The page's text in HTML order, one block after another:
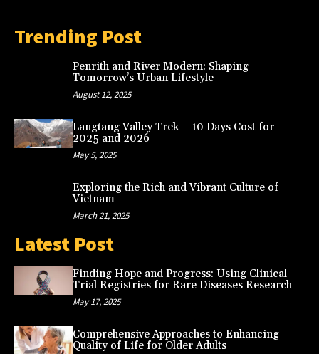
Trending Post
Penrith and River Modern: Shaping
Tomorrow’s Urban Lifestyle
August 12, 2025
Langtang Valley Trek – 10 Days Cost for
2025 and 2026
May 5, 2025
Exploring the Rich and Vibrant Culture of
Vietnam
March 21, 2025
Latest Post
Finding Hope and Progress: Using Clinical
Trial Registries for Rare Diseases Research
May 17, 2025
Comprehensive Approaches to Enhancing
Quality of Life for Older Adults